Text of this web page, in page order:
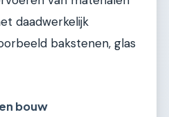
daadwerkelijk
bakstenen, glas
bouw